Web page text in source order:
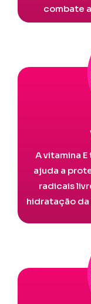
combate
A vitamina
ajuda a
radicais
hidratação da